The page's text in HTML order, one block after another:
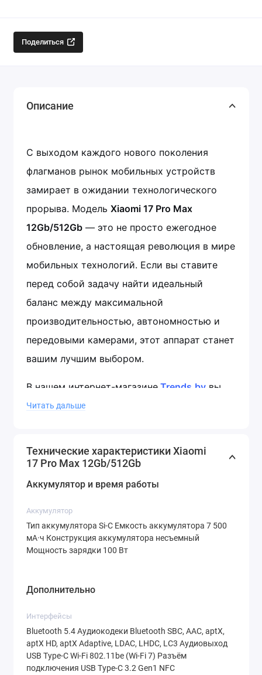
Поделиться
Описание
С выходом каждого нового поколения
флагманов рынок мобильных устройств
замирает в ожидании технологического
прорыва. Модель Xiaomi 17 Pro Max
12Gb/512Gb — это не просто ежегодное
обновление, а настоящая революция в мире
мобильных технологий. Если вы ставите
перед собой задачу найти идеальный
баланс между максимальной
производительностью, автономностью и
передовыми камерами, этот аппарат станет
вашим лучшим выбором.
В нашем интернет-магазинеTrends.byвы
можетеXiaomi 17 Pro Max 12Gb/512Gb
мультимедийный центр, который
полностью меняет представление о
разберемся, почему данная модель уже
сейчас вызывает ажиотаж среди тех, кто
разбирается в технике.
Дизайн и качество сборки:
эстетика флагмана
Xiaomi всегда уделяла особое внимание
дизайну своих ультимативных
Читать дальше
Технические характеристики Xiaomi
17 Pro Max 12Gb/512Gb
Аккумулятор и время работы
Аккумулятор
Тип аккумулятора Si-C Емкость аккумулятора 7 500
мА·ч Конструкция аккумулятора несъемный
Мощность зарядки 100 Вт
Дополнительно
Интерфейсы
Bluetooth 5.4 Аудиокодеки Bluetooth SBC, AAC, aptX,
aptX HD, aptX Adaptive, LDAC, LHDC, LC3 Аудиовыход
USB Type-C Wi-Fi 802.11be (Wi-Fi 7) Разъём
подключения USB Type-C 3.2 Gen1 NFC